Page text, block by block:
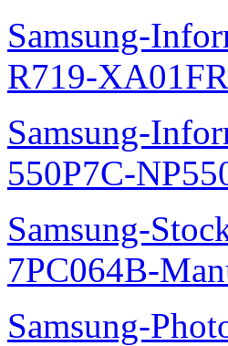
Samsung-
R719-
Samsung-
550P7C-
Samsung-
7PC064B-
Samsung-